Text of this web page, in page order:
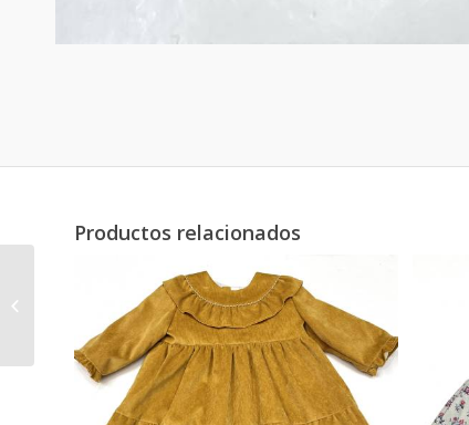
Productos relacionados
VESTIDO ALCOVER
AZUL ESTAMPADO